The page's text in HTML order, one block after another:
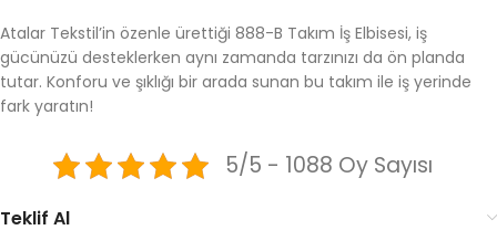
Atalar Tekstil’in özenle ürettiği 888-B Takım İş Elbisesi, iş
gücünüzü desteklerken aynı zamanda tarzınızı da ön planda
tutar. Konforu ve şıklığı bir arada sunan bu takım ile iş yerinde
fark yaratın!
5/5 - 1088 Oy Sayısı
Teklif Al